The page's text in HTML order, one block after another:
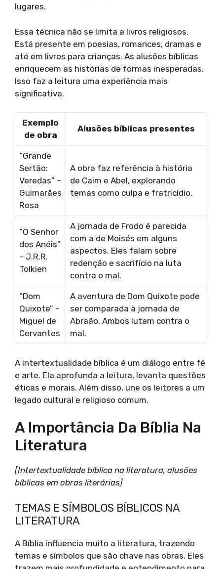
lugares.
Essa técnica não se limita a livros religiosos.
Está presente em poesias, romances, dramas e
até em livros para crianças. As alusões bíblicas
enriquecem as histórias de formas inesperadas.
Isso faz a leitura uma experiência mais
significativa.
Exemplo
de obra
Alusões bíblicas presentes
“Grande
Sertão:
Veredas” –
Guimarães
Rosa
A obra faz referência à história
de Caim e Abel, explorando
temas como culpa e fratricídio.
“O Senhor
dos Anéis”
– J.R.R.
Tolkien
A jornada de Frodo é parecida
com a de Moisés em alguns
aspectos. Eles falam sobre
redenção e sacrifício na luta
contra o mal.
“Dom
Quixote” –
Miguel de
Cervantes
A aventura de Dom Quixote pode
ser comparada à jornada de
Abraão. Ambos lutam contra o
mal.
A intertextualidade bíblica é um diálogo entre fé
e arte. Ela aprofunda a leitura, levanta questões
éticas e morais. Além disso, une os leitores a um
legado cultural e religioso comum.
A Importância Da Bíblia Na
Literatura
[Intertextualidade bíblica na literatura, alusões
bíblicas em obras literárias]
TEMAS E SÍMBOLOS BÍBLICOS NA
LITERATURA
A Bíblia influencia muito a literatura, trazendo
temas e símbolos que são chave nas obras. Eles